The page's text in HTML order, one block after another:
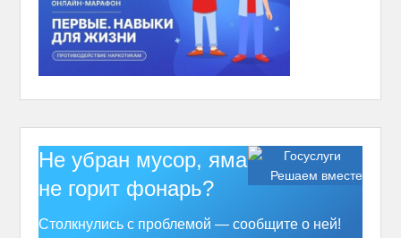
Решаем вместе
Не убран мусор, яма на дороге,
не горит фонарь?
Столкнулись с проблемой — сообщите о ней!